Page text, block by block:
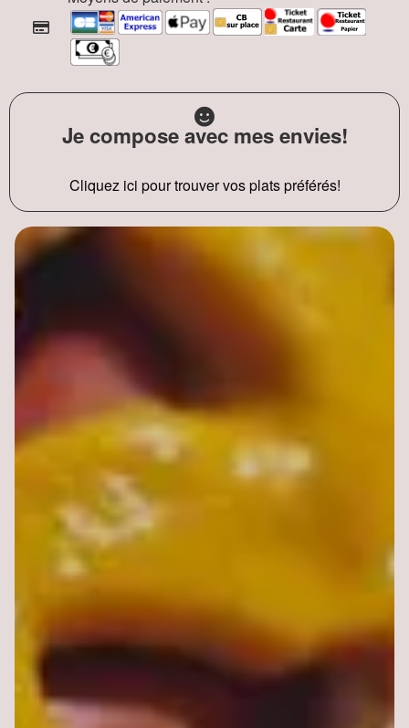
Je compose avec mes envies!
Cliquez ici pour trouver vos plats préférés!